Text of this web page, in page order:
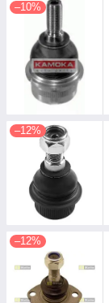
–10%
–12%
–12%